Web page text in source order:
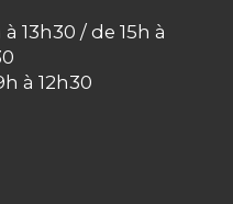
13h30 / de 15h à
à 12h30